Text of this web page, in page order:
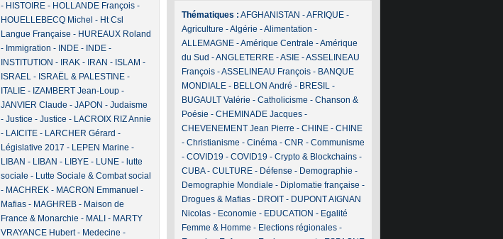
- HISTOIRE- HOLLANDE François-
HOUELLEBECQ Michel - Ht Csl
Langue Française - HUREAUX Roland
- Immigration - INDE- INDE-
INSTITUTION - IRAK- IRAN - ISLAM -
ISRAEL- ISRAËL & PALESTINE-
ITALIE- IZAMBERT Jean-Loup-
JANVIER Claude - JAPON - Judaisme
- Justice - Justice - LACROIX RIZ Annie
- LAICITE- LARCHER Gérard -
Législative 2017 - LEPEN Marine -
LIBAN - LIBAN - LIBYE- LUNE- lutte
sociale - Lutte Sociale & Combat social
- MACHREK- MACRON Emmanuel -
Mafias- MAGHREB- Maison de
France & Monarchie - MALI - MARTY
VRAYANCE Hubert- Medecine -
Thématiques : AFGHANISTAN -AFRIQUE-
Agriculture -Algérie -Alimentation -
ALLEMAGNE-Amérique Centrale -Amérique
du Sud -ANGLETERRE-ASIE-ASSELINEAU
François-ASSELINEAU François- BANQUE
MONDIALE- BELLON André - BRESIL-
BUGAULT Valérie - Catholicisme - Chanson &
Poésie - CHEMINADE Jacques-
CHEVENEMENT Jean Pierre - CHINE- CHINE
- Christianisme - Cinéma- CNR - Communisme
- COVID19 - COVID19 - Crypto & Blockchains-
CUBA- CULTURE- Défense - Demographie -
Demographie Mondiale - Diplomatie française -
Drogues & Mafias- DROIT- DUPONT AIGNAN
Nicolas- Economie - EDUCATION - Egalité
Femme & Homme - Elections régionales-